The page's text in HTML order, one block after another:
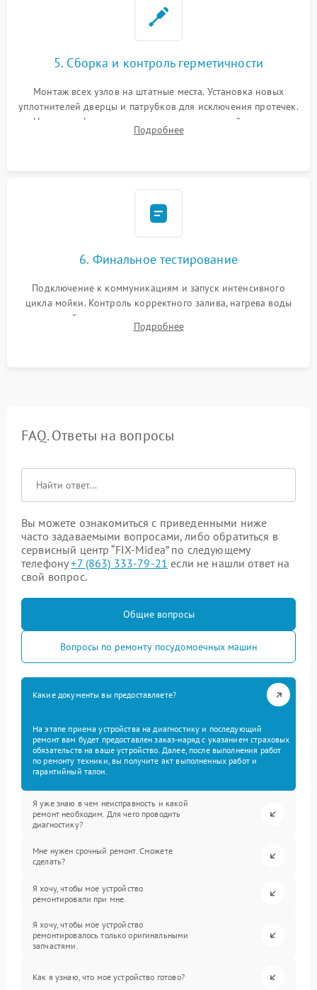
5. Сборка и контроль герметичности
Монтаж всех узлов на штатные места. Установка новых
уплотнителей дверцы и патрубков для исключения протечек.
Надежная фиксация хомутов гидравлической системы,
сборка корпуса и установка датчика поплавка.
Подробнее
6. Финальное тестирование
Подключение к коммуникациям и запуск интенсивного
цикла мойки. Контроль корректного залива, нагрева воды
до нужной температуры, отсутствия посторонних шумов,
штатного слива и абсолютной сухости в поддоне.
Подробнее
FAQ. Ответы на вопросы
Вы можете ознакомиться с приведенными ниже
часто задаваемыми вопросами, либо обратиться в
сервисный центр “FIX-Midea” по следующему
телефону+7 (863) 333-79-21 если не нашли ответ на
свой вопрос.
Общие вопросы
Вопросы по ремонту посудомоечных машин
Какие документы вы предоставляете?
На этапе приема устройства на диагностику и последующий
ремонт вам будет предоставлен заказ-наряд с указанием страховых
обязательств на ваше устройство. Далее, после выполнения работ
по ремонту техники, вы получите акт выполненных работ и
гарантийный талон.
Я уже знаю в чем неисправность и какой
ремонт необходим. Для чего проводить
диагностику?
Мне нужен срочный ремонт. Сможете
сделать?
Я хочу, чтобы мое устройство
ремонтировали при мне.
Я хочу, чтобы мое устройство
ремонтировалось только оригинальными
запчастями.
Как я узнаю, что мое устройство готово?